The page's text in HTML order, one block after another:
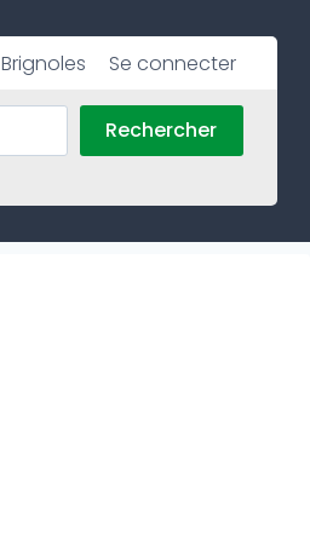
Brignoles Se connecter
Rechercher